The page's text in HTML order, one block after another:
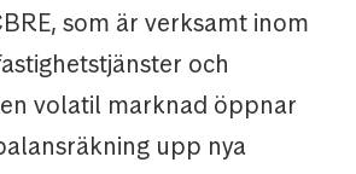
som är verksamt inom
och
volatil marknad öppnar
upp nya